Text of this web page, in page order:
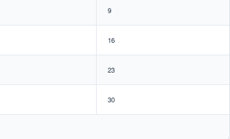
9
16
23
30